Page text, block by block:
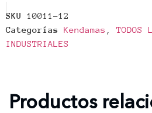
SKU 10011-12
Categorías
Kendamas
TODOS
INDUSTRIALES
Productos